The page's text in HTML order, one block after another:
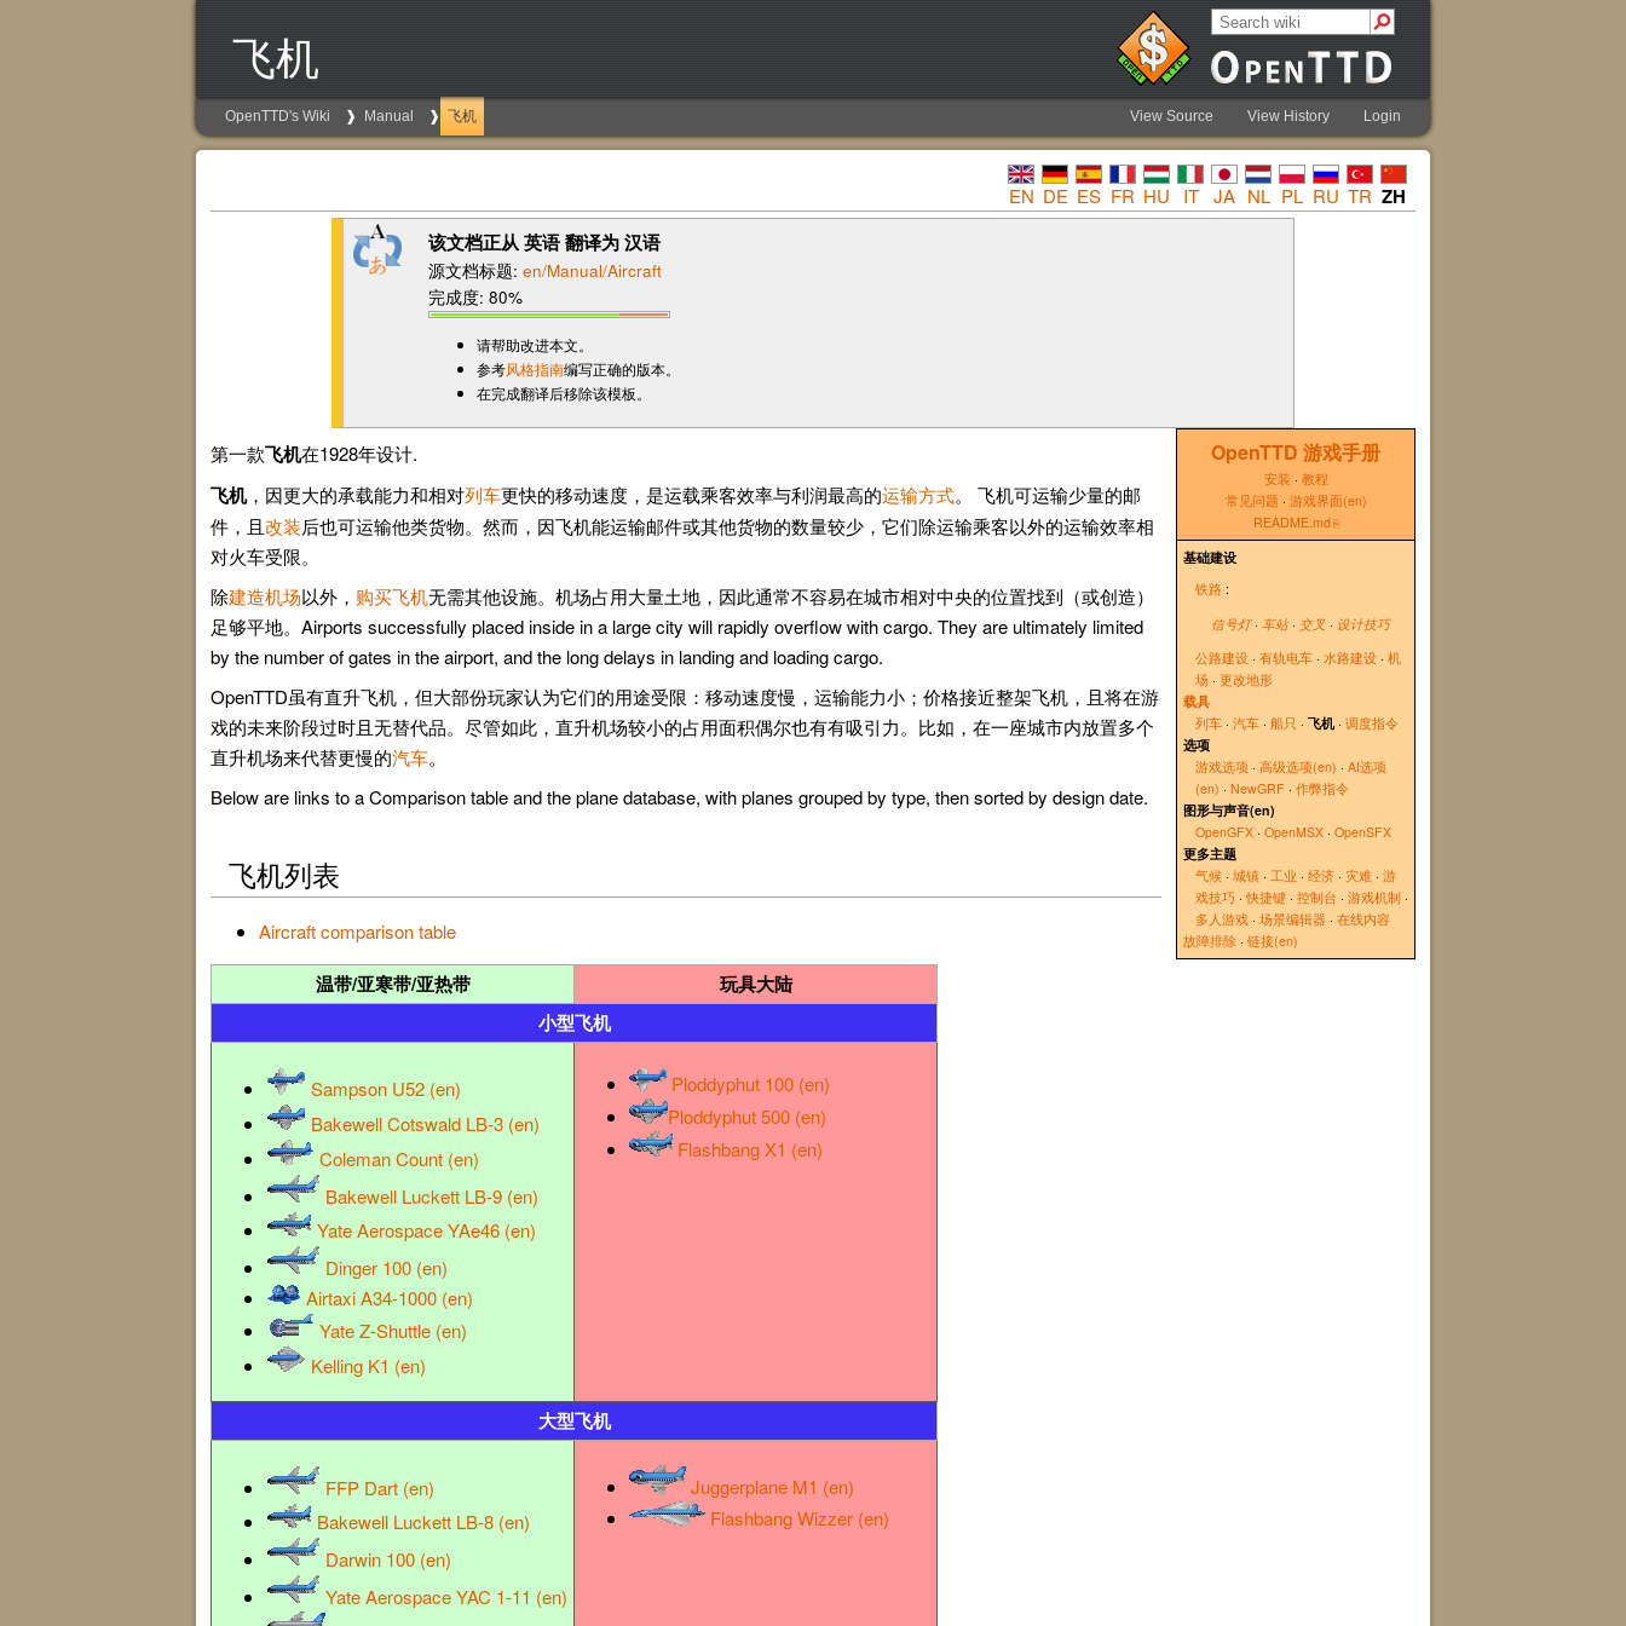
飞机
OpenTTD's Wiki Manual 飞机 View Source View History Login
EN DE ES FR HU IT JA NL PL RU TR ZH
该文档正从 英语 翻译为 汉语
源文档标题: en/Manual/Aircraft
完成度: 80%
请帮助改进本文。
参考风格指南编写正确的版本。
在完成翻译后移除该模板。
OpenTTD 游戏手册
安装 · 教程
常见问题 · 游戏界面(en)
README.md
基础建设
铁路 :
信号灯· 车站· 交叉 · 设计技巧
公路建设 · 有轨电车 · 水路建设 · 机
场 · 更改地形
载具
列车 · 汽车 · 船只 · 飞机 · 调度指令
选项
游戏选项 · 高级选项(en) · AI选项
(en) · NewGRF · 作弊指令
图形与声音(en)
OpenGFX · OpenMSX · OpenSFX
更多主题
气候 · 城镇 · 工业 · 经济 · 灾难 · 游
戏技巧 ·快捷键 · 控制台 · 游戏机制 ·
多人游戏 · 场景编辑器 · 在线内容
故障排除 · 链接(en)
第一款飞机在1928年设计.
飞机，因更大的承载能力和相对列车更快的移动速度，是运载乘客效率与利润最高的运输方式。 飞机可运输少量的邮
件，且改装后也可运输他类货物。然而，因飞机能运输邮件或其他货物的数量较少，它们除运输乘客以外的运输效率相
对火车受限。
除建造机场以外， 购买飞机无需其他设施。机场占用大量土地，因此通常不容易在城市相对中央的位置找到（或创造）
足够平地。Airports successfully placed inside in a large city will rapidly overflow with cargo. They are ultimately limited
by the number of gates in the airport, and the long delays in landing and loading cargo.
OpenTTD虽有直升飞机，但大部份玩家认为它们的用途受限：移动速度慢，运输能力小；价格接近整架飞机，且将在游
戏的未来阶段过时且无替代品。尽管如此，直升机场较小的占用面积偶尔也有有吸引力。比如，在一座城市内放置多个
直升机场来代替更慢的汽车。
Below are links to a Comparison table and the plane database, with planes grouped by type, then sorted by design date.
飞机列表
Aircraft comparison table
温带/亚寒带/亚热带
玩具大陆
小型飞机
Sampson U52 (en)
Bakewell Cotswald LB-3 (en)
Coleman Count (en)
Bakewell Luckett LB-9 (en)
Yate Aerospace YAe46 (en)
Dinger 100 (en)
Airtaxi A34-1000 (en)
Yate Z-Shuttle (en)
Kelling K1 (en)
Ploddyphut 100 (en)
Ploddyphut 500 (en)
Flashbang X1 (en)
大型飞机
FFP Dart (en)
Bakewell Luckett LB-8 (en)
Darwin 100 (en)
Yate Aerospace YAC 1-11 (en)
Juggerplane M1 (en)
Flashbang Wizzer (en)